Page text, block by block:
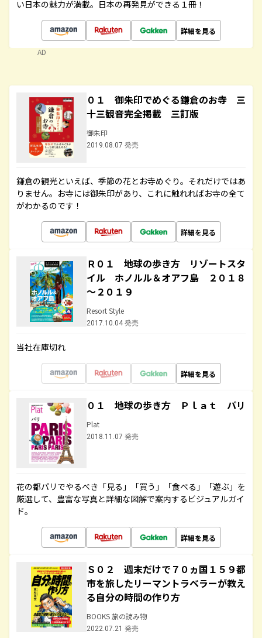
い日本の魅力が満載。日本の再発見ができる１冊！
詳細を見る
AD
０１ 御朱印でめぐる鎌倉のお寺 三
十三観音完全掲載 三訂版
御朱印
2019.08.07 発売
鎌倉の観光といえば、季節の花とお寺めぐり。それだけではあ
りません。お寺には御朱印があり、これに触れればお寺の全て
がわかるのです！
詳細を見る
Ｒ０１ 地球の歩き方 リゾートスタ
イル ホノルル＆オアフ島 ２０１８
～２０１９
Resort Style
2017.10.04 発売
当社在庫切れ
詳細を見る
０１ 地球の歩き方 Ｐｌａｔ パリ
Plat
2018.11.07 発売
花の都パリでやるべき「見る」「買う」「食べる」「遊ぶ」を
厳選して、豊富な写真と詳細な図解で案内するビジュアルガイ
ド。
詳細を見る
Ｓ０２ 週末だけで７０ヵ国１５９都
市を旅したリーマントラベラーが教え
る自分の時間の作り方
BOOKS 旅の読み物
2022.07.21 発売